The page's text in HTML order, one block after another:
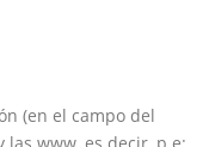
(en el campo del